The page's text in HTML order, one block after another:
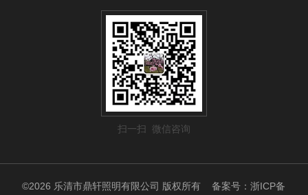
扫一扫 微信咨询
©2026 乐清市鼎轩照明有限公司 版权所有备案号：浙ICP备